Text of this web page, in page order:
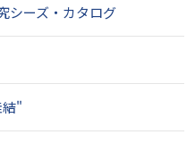
シーズ・カタログ
"